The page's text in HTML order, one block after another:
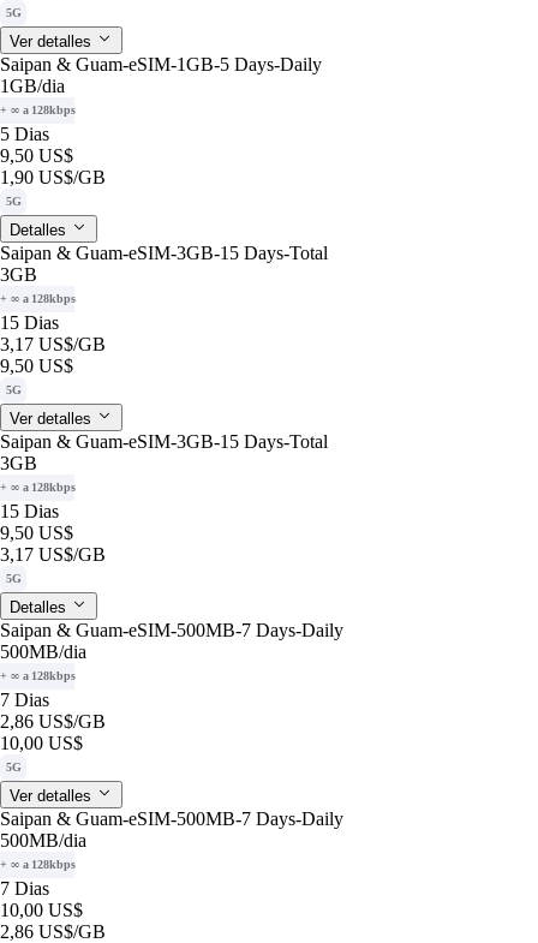
5G
Ver detalles
Saipan & Guam-eSIM-1GB-5 Days-Daily
1GB/dia
+ ∞ a 128kbps
5 Dias
9,50 US$
1,90 US$/GB
5G
Detalles
Saipan & Guam-eSIM-3GB-15 Days-Total
3GB
+ ∞ a 128kbps
15 Dias
3,17 US$/GB
9,50 US$
5G
Ver detalles
Saipan & Guam-eSIM-3GB-15 Days-Total
3GB
+ ∞ a 128kbps
15 Dias
9,50 US$
3,17 US$/GB
5G
Detalles
Saipan & Guam-eSIM-500MB-7 Days-Daily
500MB/dia
+ ∞ a 128kbps
7 Dias
2,86 US$/GB
10,00 US$
5G
Ver detalles
Saipan & Guam-eSIM-500MB-7 Days-Daily
500MB/dia
+ ∞ a 128kbps
7 Dias
10,00 US$
2,86 US$/GB